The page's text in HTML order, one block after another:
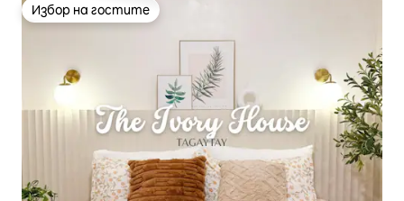
Избор на гостите
Избор на гостите